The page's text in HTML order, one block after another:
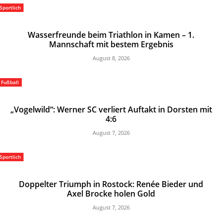
Wasserfreunde beim Triathlon in Kamen – 1.
Mannschaft mit bestem Ergebnis
August 8, 2026
Fußball
„Vogelwild“: Werner SC verliert Auftakt in Dorsten mit
4:6
August 7, 2026
Doppelter Triumph in Rostock: Renée Bieder und
Axel Brocke holen Gold
August 7, 2026